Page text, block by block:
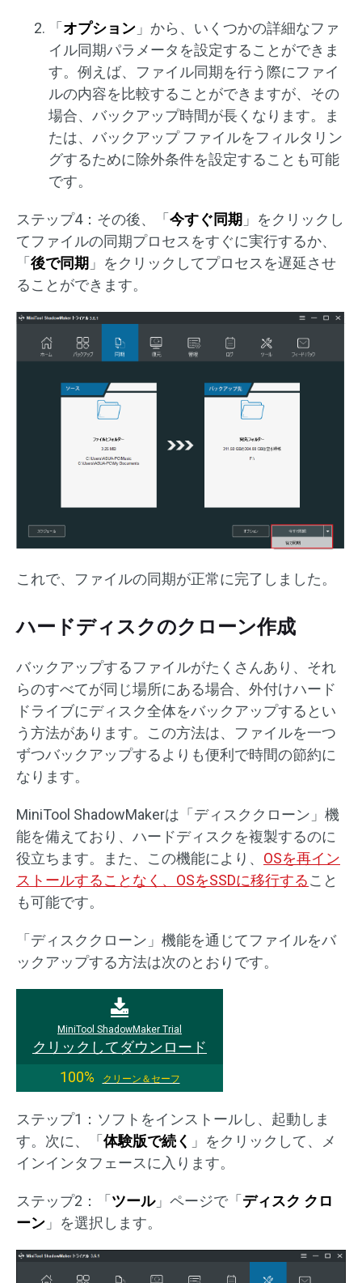
「 オプション 」から、いくつかの詳細なファ
イル同期パラメータを設定することができま
す。例えば、ファイル同期を行う際にファイ
ルの内容を比較することができますが、その
場合、バックアップ時間が長くなります。ま
たは、バックアップ ファイルをフィルタリン
グするために除外条件を設定することも可能
です。
ステップ4：その後、「 今すぐ同期 」をクリックし
てファイルの同期プロセスをすぐに実行するか、
「 後で同期 」をクリックしてプロセスを遅延させ
ることができます。
これで、ファイルの同期が正常に完了しました。
ハードディスクのクローン作成
バックアップするファイルがたくさんあり、それ
らのすべてが同じ場所にある場合、外付けハード
ドライブにディスク全体をバックアップするとい
う方法があります。この方法は、ファイルを一つ
ずつバックアップするよりも便利で時間の節約に
なります。
MiniTool ShadowMakerは「ディスククローン」機
能を備えており、ハードディスクを複製するのに
役立ちます。また、この機能により、 OSを再イン
ストールすることなく、OSをSSDに移行すること
も可能です。
「ディスククローン」機能を通じてファイルをバ
ックアップする方法は次のとおりです。
MiniTool ShadowMaker Trial
クリックしてダウンロード
100%
クリーン＆セーフ
ステップ1：ソフトをインストールし、起動しま
す。次に、「 体験版で続く 」をクリックして、メ
インインタフェースに入ります。
ステップ2：「 ツール」ページで「 ディスク クロ
ーン 」を選択します。